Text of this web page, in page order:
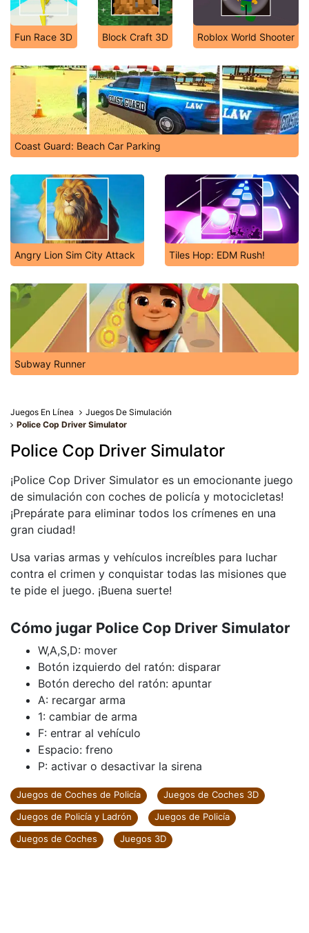
Fun Race 3D Block Craft 3D Roblox World Shooter
Coast Guard: Beach Car Parking
Angry Lion Sim City Attack Tiles Hop: EDM Rush!
Subway Runner
Juegos En Línea
Juegos De Simulación
Police Cop Driver Simulator
Police Cop Driver Simulator
¡Police Cop Driver Simulator es un emocionante juego
de simulación con coches de policía y motocicletas!
¡Prepárate para eliminar todos los crímenes en una
gran ciudad!
Usa varias armas y vehículos increíbles para luchar
contra el crimen y conquistar todas las misiones que
te pide el juego. ¡Buena suerte!
Cómo jugar Police Cop Driver Simulator
W,A,S,D: mover
Botón izquierdo del ratón: disparar
Botón derecho del ratón: apuntar
A: recargar arma
1: cambiar de arma
F: entrar al vehículo
Espacio: freno
P: activar o desactivar la sirena
Juegos de Coches de Policía
Juegos de Coches 3D
Juegos de Policía y Ladrón
Juegos de Policía
Juegos de Coches
Juegos 3D